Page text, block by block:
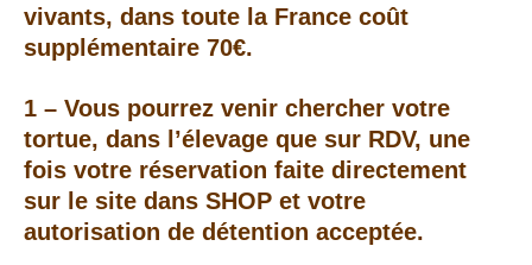
vivants, dans toute la France coût
supplémentaire 70€.
1 – Vous pourrez venir chercher votre
tortue, dans l’élevage que sur RDV, une
fois votre réservation faite directement
sur le site dans SHOP et votre
autorisation de détention acceptée.